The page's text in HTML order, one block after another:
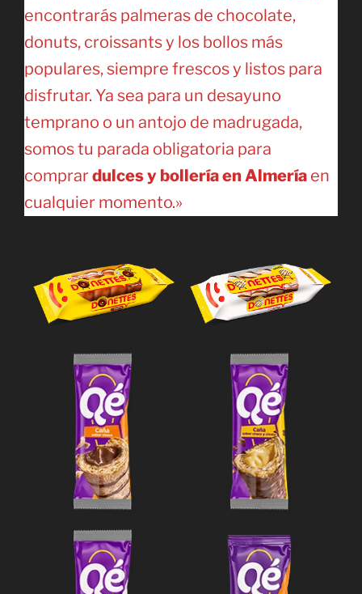
encontrarás palmeras de chocolate,
donuts, croissants y los bollos más
populares, siempre frescos y listos para
disfrutar. Ya sea para un desayuno
temprano o un antojo de madrugada,
somos tu parada obligatoria para
comprardulces y bollería en Almería en
cualquier momento.»